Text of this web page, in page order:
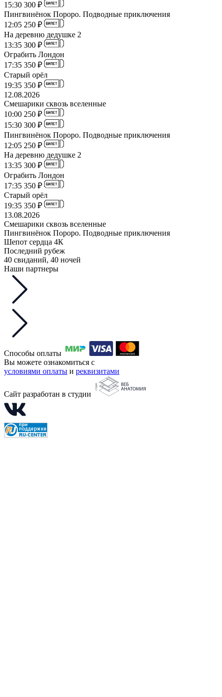
15:30 300 ₽
Пингвинёнок Пороро. Подводные приключения
12:05 250 ₽
На деревню дедушке 2
13:35 300 ₽
Ограбить Лондон
17:35 350 ₽
Старый орёл
19:35 350 ₽
12.08.2026
Смешарики сквозь вселенные
10:00 250 ₽
15:30 300 ₽
Пингвинёнок Пороро. Подводные приключения
12:05 250 ₽
На деревню дедушке 2
13:35 300 ₽
Ограбить Лондон
17:35 350 ₽
Старый орёл
19:35 350 ₽
13.08.2026
Смешарики сквозь вселенные
Пингвинёнок Пороро. Подводные приключения
Шепот сердца 4К
Последний рубеж
40 свиданий, 40 ночей
Наши партнеры
Способы оплаты
Вы можете ознакомиться с
условиями оплаты и реквизитами
Сайт разработан в студии